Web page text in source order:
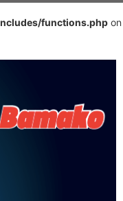
functions.php on